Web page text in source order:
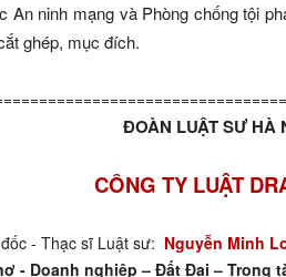
An ninh mạng và Phòng chống tội
ghép, mục đích.
ĐOÀN LUẬT SƯ HÀ
CÔNG TY LUẬT
- Thạc sĩ Luật sư: Nguyễn Minh
- Doanh nghiệp – Đất Đai – Trọng